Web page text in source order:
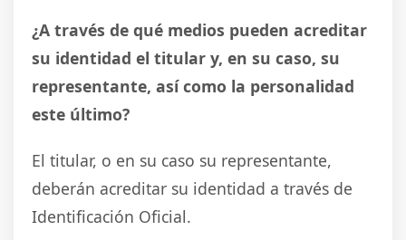
¿A través de qué medios pueden acreditar
su identidad el titular y, en su caso, su
representante, así como la personalidad
este último?
El titular, o en su caso su representante,
deberán acreditar su identidad a través de
Identificación Oficial.